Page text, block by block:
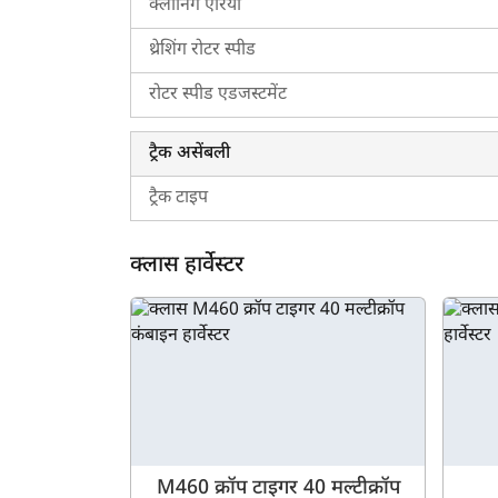
क्लीनिंग एरिया
थ्रेशिंग रोटर स्पीड
रोटर स्पीड एडजस्टमेंट
ट्रैक असेंबली
ट्रैक टाइप
क्लास हार्वेस्टर
M460 क्रॉप टाइगर 40 मल्टीक्रॉप